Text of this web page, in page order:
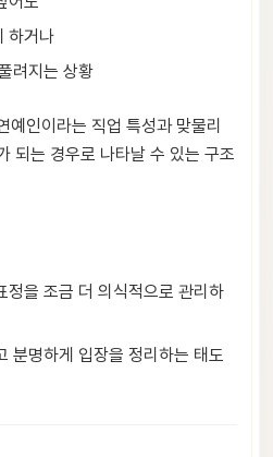
하거나
려지는 상황
예인이라는 직업 특성과 맞물리
되는 경우로 나타날 수 있는 구조
정을 조금 더 의식적으로 관리하
분명하게 입장을 정리하는 태도